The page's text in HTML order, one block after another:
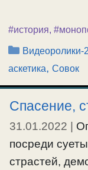
#история,
Рубрики
Видеоролики-
аскетика, Совок
Спасение,
31.01.2022 |
посреди
страстей,